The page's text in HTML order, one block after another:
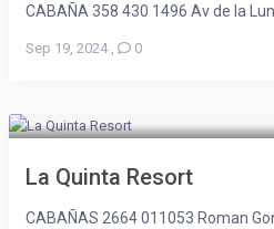
CABAÑA 358 430 1496 Av de la
Sep 19, 2024, 0
La Quinta Resort
CABAÑAS 2664 011053 Roman